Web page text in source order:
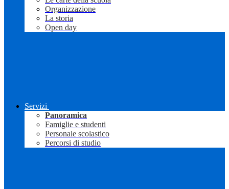
Organizzazione
La storia
Open day
Servizi
Panoramica
Famiglie e studenti
Personale scolastico
Percorsi di studio